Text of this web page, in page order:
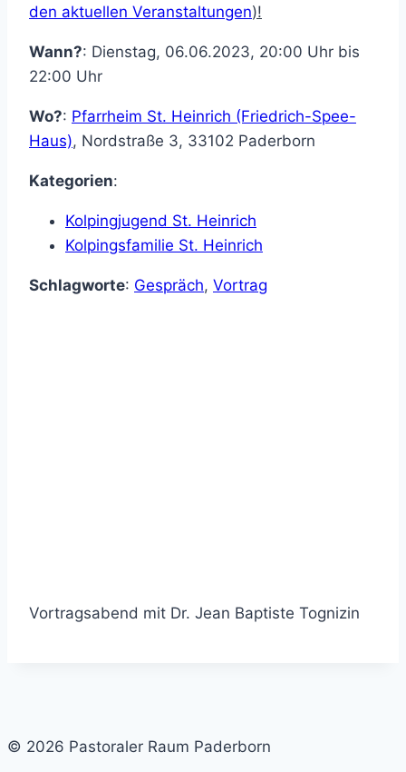
den aktuellen Veranstaltungen)!
Wann?: Dienstag, 06.06.2023, 20:00 Uhr bis
22:00 Uhr
Wo?: Pfarrheim St. Heinrich (Friedrich-Spee-
Haus), Nordstraße 3, 33102 Paderborn
Kategorien:
Kolpingjugend St. Heinrich
Kolpingsfamilie St. Heinrich
Schlagworte: Gespräch, Vortrag
Vortragsabend mit Dr. Jean Baptiste Tognizin
© 2026 Pastoraler Raum Paderborn